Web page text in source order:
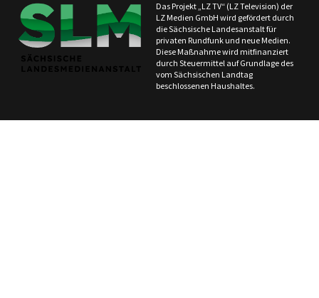
Das Projekt „LZ TV“ (LZ Television) der
LZ Medien GmbH wird gefördert durch
die Sächsische Landesanstalt für
privaten Rundfunk und neue Medien.
Diese Maßnahme wird mitfinanziert
durch Steuermittel auf Grundlage des
vom Sächsischen Landtag
beschlossenen Haushaltes.